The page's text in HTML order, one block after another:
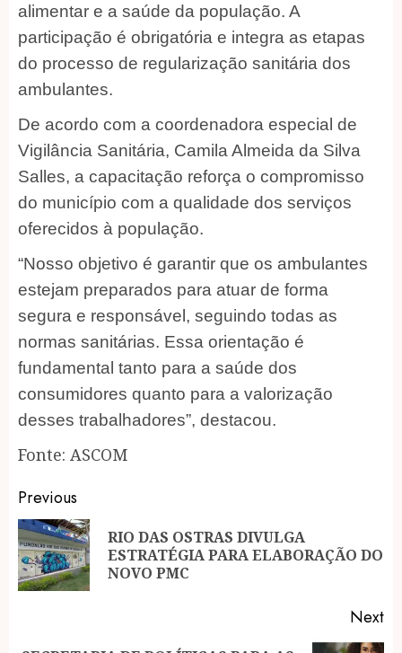
alimentar e a saúde da população. A
participação é obrigatória e integra as etapas
do processo de regularização sanitária dos
ambulantes.
De acordo com a coordenadora especial de
Vigilância Sanitária, Camila Almeida da Silva
Salles, a capacitação reforça o compromisso
do município com a qualidade dos serviços
oferecidos à população.
“Nosso objetivo é garantir que os ambulantes
estejam preparados para atuar de forma
segura e responsável, seguindo todas as
normas sanitárias. Essa orientação é
fundamental tanto para a saúde dos
consumidores quanto para a valorização
desses trabalhadores”, destacou.
Fonte: ASCOM
Post
navigation
Previous
RIO DAS OSTRAS DIVULGA
ESTRATÉGIA PARA ELABORAÇÃO DO
NOVO PMC
Next